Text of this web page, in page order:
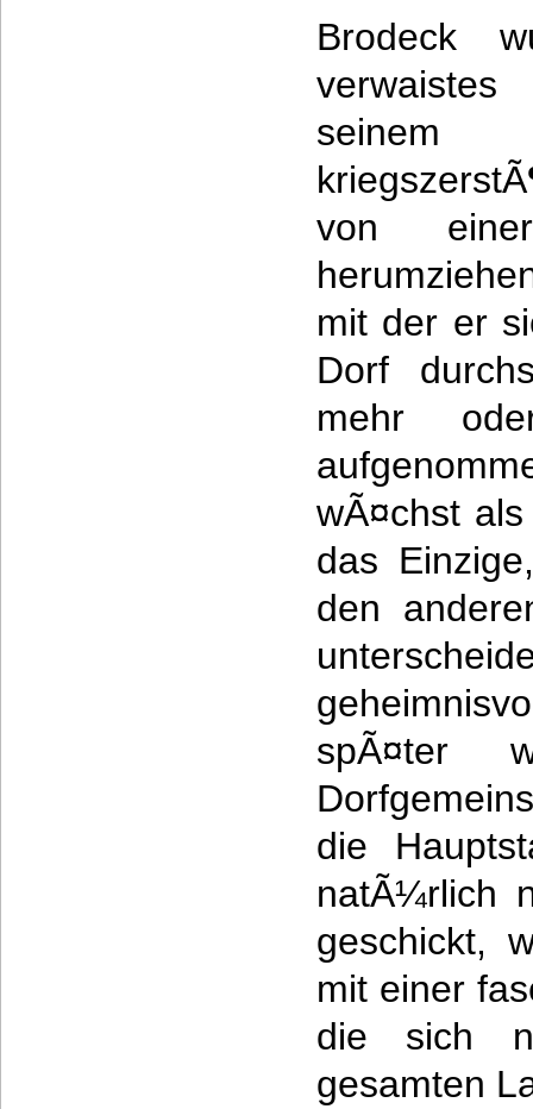
Brodeck
seinem
von
mit der er
Dorf
mehr
wÃ¤chst
das
den
spÃ¤ter
die
natÃ¼rlich
geschickt,
mit einer
die sich
gesamten